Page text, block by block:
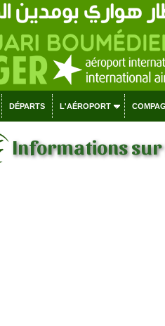
DÉPARTS L'AÉROPORT
Informations sur